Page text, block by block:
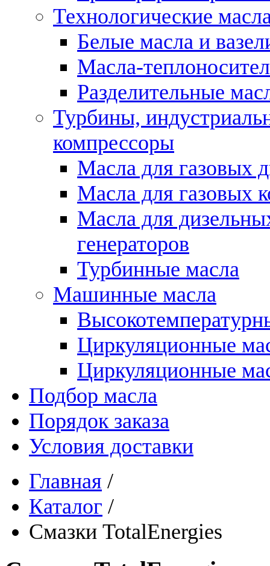
Технологические
Белые масла и
Масла-
Разделительные
Турбины,
компрессоры
Масла для газовых
Масла для газовых
Масла для
генераторов
Турбинные масла
Машинные масла
Циркуляционные
Циркуляционные
Подбор масла
Порядок заказа
Условия доставки
Главная /
Каталог /
Смазки TotalEnergies